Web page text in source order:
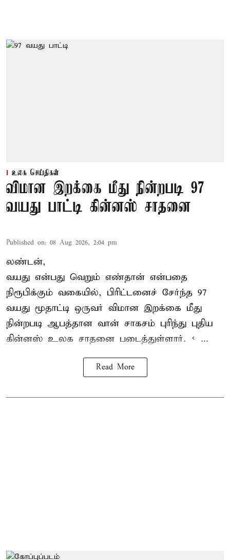
உலக செய்திகள்
விமான இறக்கை மீது நின்றபடி 97
வயது பாட்டி கின்னஸ் சாதனை
Published on: 08 Aug 2026, 2:04 pm
லண்டன்,
வயது என்பது வெறும் எண்தான் என்பதை
நிரூபிக்கும் வகையில், பிரிட்டனைச் சேர்ந்த 97
வயது மூதாட்டி ஒருவர் விமான இறக்கை மீது
நின்றபடி ஆபத்தான வான் சாகசம் புரிந்து புதிய
கின்னஸ் உலக சாதனை படைத்துள்ளார். < ...
Read More